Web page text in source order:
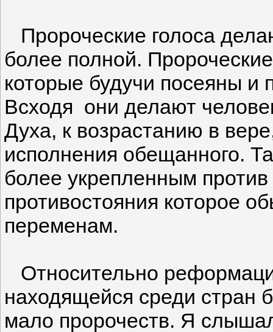
Пророческие голоса
более полной.
которые будучи посеяны
Всходя они делают
Духа, к возрастанию в
исполнения обещанного.
более укрепленным
противостояния которое
переменам.
Относительно
находящейся среди стран
мало пророчеств. Я